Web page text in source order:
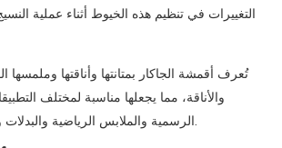
التغييرات في تنظيم هذه الخيوط أثناء عملية
تُعرف أقمشة الجاكار بمتانتها وأناقتها وملمسها
والأناقة، مما يجعلها مناسبة لمختلف
الرسمية والملابس الرياضية والبدلات وإكسسوارات الفراش.